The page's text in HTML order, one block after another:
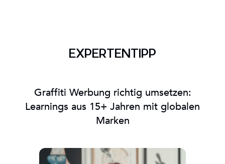
EXPERTENTIPP
Graffiti Werbung richtig umsetzen:
Learnings aus 15+ Jahren mit globalen
Marken